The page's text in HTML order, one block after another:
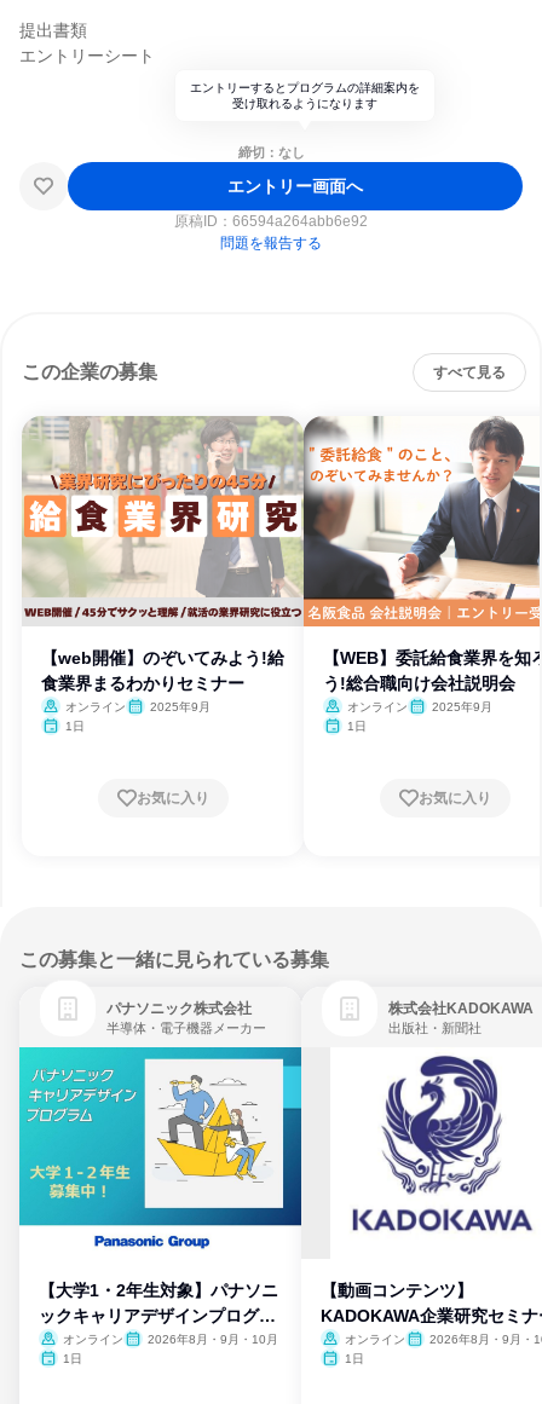
提出書類
エントリーシート
エントリーするとプログラムの詳細案内を
受け取れるようになります
締切：なし
エントリー画面へ
原稿ID： 66594a264abb6e92
問題を報告する
この企業の募集 すべて見る
【web開催】のぞいてみよう!給
食業界まるわかりセミナー
オンライン
2025年9月
1日
お気に入り
【WEB】委託給食業界を知
う!総合職向け会社説明会
オンライン
2025年9月
1日
お気に入り
この募集と一緒に見られている募集
パナソニック株式会社
半導体・電子機器メーカー
【大学1・2年生対象】パナソニ
ックキャリアデザインプログラ
ム
オンライン
2026年8月・9月・10月
1日
株式会社KADOKAWA
出版社・新聞社
【動画コンテンツ】
KADOKAWA企業研究セミナ
オンライン
2026年8月・9月・
1日